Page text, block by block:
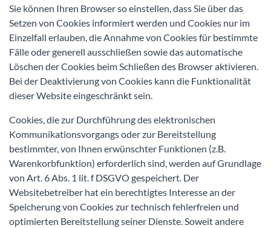
Sie können Ihren Browser so einstellen, dass Sie über das
Setzen von Cookies informiert werden und Cookies nur im
Einzelfall erlauben, die Annahme von Cookies für bestimmte
Fälle oder generell ausschließen sowie das automatische
Löschen der Cookies beim Schließen des Browser aktivieren.
Bei der Deaktivierung von Cookies kann die Funktionalität
dieser Website eingeschränkt sein.
Cookies, die zur Durchführung des elektronischen
Kommunikationsvorgangs oder zur Bereitstellung
bestimmter, von Ihnen erwünschter Funktionen (z.B.
Warenkorbfunktion) erforderlich sind, werden auf Grundlage
von Art. 6 Abs. 1 lit. f DSGVO gespeichert. Der
Websitebetreiber hat ein berechtigtes Interesse an der
Speicherung von Cookies zur technisch fehlerfreien und
optimierten Bereitstellung seiner Dienste. Soweit andere